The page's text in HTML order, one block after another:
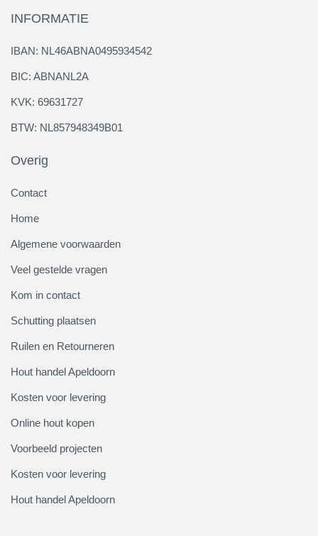
INFORMATIE
IBAN: NL46ABNA0495934542
BIC: ABNANL2A
KVK: 69631727
BTW: NL857948349B01
Overig
Contact
Home
Algemene voorwaarden
Veel gestelde vragen
Kom in contact
Schutting plaatsen
Ruilen en Retourneren
Hout handel Apeldoorn
Kosten voor levering
Online hout kopen
Voorbeeld projecten
Kosten voor levering
Hout handel Apeldoorn